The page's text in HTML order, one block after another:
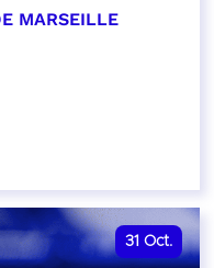
MARSEILLE
31 Oct.